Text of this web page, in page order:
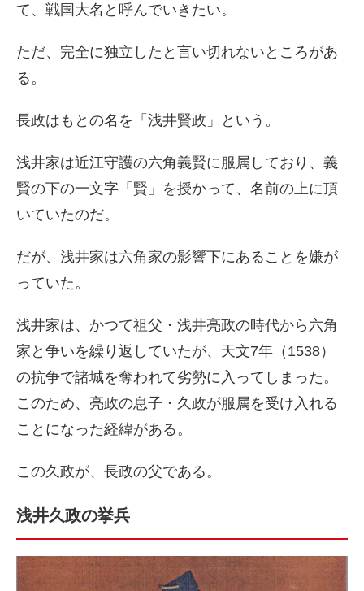
て、戦国大名と呼んでいきたい。
ただ、完全に独立したと言い切れないところがあ
る。
長政はもとの名を「浅井賢政」という。
浅井家は近江守護の六角義賢に服属しており、義
賢の下の一文字「賢」を授かって、名前の上に頂
いていたのだ。
だが、浅井家は六角家の影響下にあることを嫌が
っていた。
浅井家は、かつて祖父・浅井亮政の時代から六角
家と争いを繰り返していたが、天文7年（1538）
の抗争で諸城を奪われて劣勢に入ってしまった。
このため、亮政の息子・久政が服属を受け入れる
ことになった経緯がある。
この久政が、長政の父である。
浅井久政の挙兵